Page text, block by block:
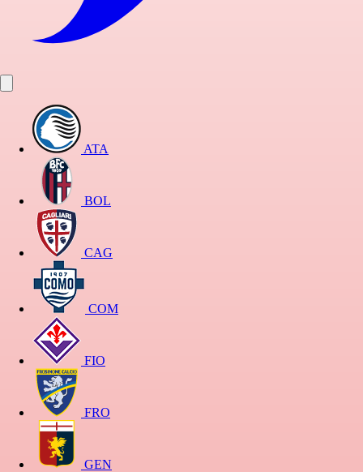
ATA
BOL
CAG
COM
FIO
FRO
GEN